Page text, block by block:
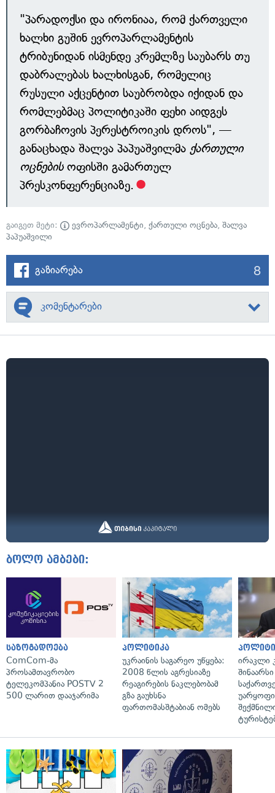
"პარადოქსი და ირონიაა, რომ ქართველი
ხალხი გუშინ ევროპარლამენტის
ტრიბუნიდან ისმენდე კრემლზე საუბარს თუ
დაბრალებას ხალხისგან, რომელიც
რუსული აქცენტით საუბრობდა იქიდან და
რომლებმაც პოლიტიკაში ფეხი აიდგეს
გორბაჩოვის პერესტროიკის დროს", —
განაცხადა შალვა პაპუაშვილმა ქართული
ოცნებისოფისში გამართულ
პრესკონფერენციაზე.
გაიგეთ მეტი: ევროპარლამენტი, ქართული ოცნება, შალვა
პაპუაშვილი
გაზიარება 8
კომენტარები
ბოლო ამბები:
საზოგადოება
ComCom-მა
პროსამთავრობო
ტელეკომპანია POSTV 2
500 ლარით დააჯარიმა
პოლიტიკა
უკრაინის საგარეო უწყება:
2008 წლის აგრესიაზე
რეაგირების ნაკლებობამ
გზა გაუხსნა
ფართომასშტაბიან ომებს
ირაკლი